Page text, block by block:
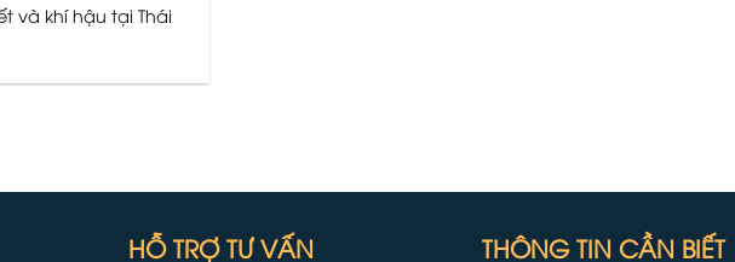
và khí hậu tại Thái
HỖ TRỢ TƯ VẤN THÔNG TIN CẦN BIẾT